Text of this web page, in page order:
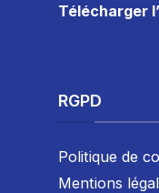
Télécharger
RGPD
Politique de
Mentions